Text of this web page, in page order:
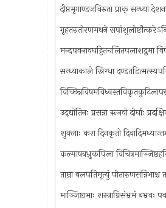
दीप्तमृगाण्डजविरुता प्राक् सन्ध्या
गृहतरुतोरणमथने
मन्दपवनावघट्टितचलितपलाशद्रुमा
सन्ध्याकाले स्निग्धा
उद्द्योतिनः प्रसन्ना ऋजवो दीर्घाः
शुक्लाः करा दिनकृतो
कल्माषबभ्रुकपिला
ताम्रा बलपतिमृत्युं
माञ्जिष्टाभाः शस्त्राग्निसंभ्रमं